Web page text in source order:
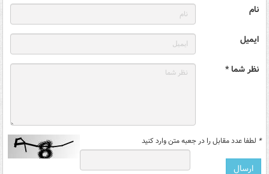
نام
ایمیل
نظر شما *
* لطفا عدد مقابل را در جعبه متن وارد کنید